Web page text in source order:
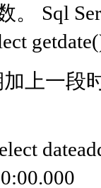
。 Sql
加上一段